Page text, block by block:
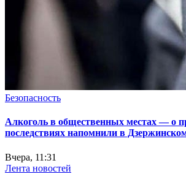
Безопасность
Алкоголь в общественных местах — о
последствиях напомнили в
Вчера, 11:31
Лента новостей